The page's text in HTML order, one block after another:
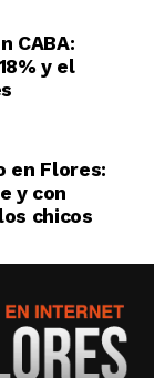
CABA:
y el
en Flores:
y con
chicos